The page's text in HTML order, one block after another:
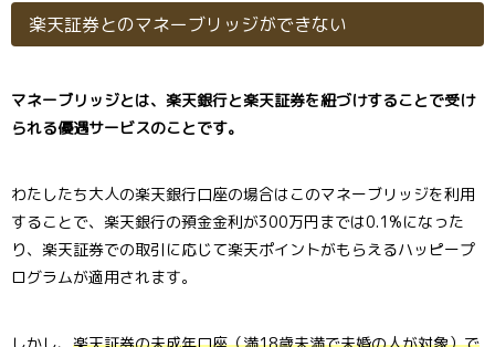
楽天証券とのマネーブリッジができない
マネーブリッジとは、楽天銀行と楽天証券を紐づけすることで受け
られる優遇サービスのことです。
わたしたち大人の楽天銀行口座の場合はこのマネーブリッジを利用
することで、楽天銀行の預金金利が300万円までは0.1%になった
り、楽天証券での取引に応じて楽天ポイントがもらえるハッピープ
ログラムが適用されます。